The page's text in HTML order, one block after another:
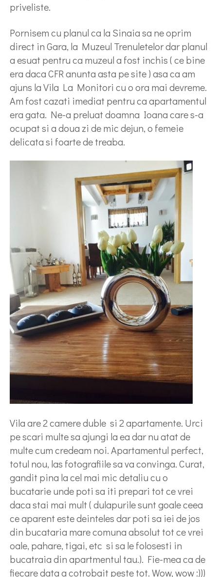
priveliste.
Pornisem cu planul ca la Sinaia sa ne oprim
direct in Gara, la Muzeul Trenuletelor dar planul
a esuat pentru ca muzeul a fost inchis ( ce bine
era daca CFR anunta asta pe site ) asa ca am
ajuns la Vila La Monitori cu o ora mai devreme.
Am fost cazati imediat pentru ca apartamentul
era gata. Ne-a preluat doamna Ioana care s-a
ocupat si a doua zi de mic dejun, o femeie
delicata si foarte de treaba.
Vila are 2 camere duble si 2 apartamente. Urci
pe scari multe sa ajungi la ea dar nu atat de
multe cum credeam noi. Apartamentul perfect,
totul nou, las fotografiile sa va convinga. Curat,
gandit pina la cel mai mic detaliu cu o
bucatarie unde poti sa iti prepari tot ce vrei
daca stai mai mult ( dulapurile sunt goale ceea
ce aparent este deinteles dar poti sa iei de jos
din bucataria mare comuna absolut tot ce vrei
oale, pahare, tigai, etc si sa le folosesti in
bucatraia din apartmentul tau.). Fie-mea ca de
fiecare data a cotrobait peste tot. Wow, wow :)))